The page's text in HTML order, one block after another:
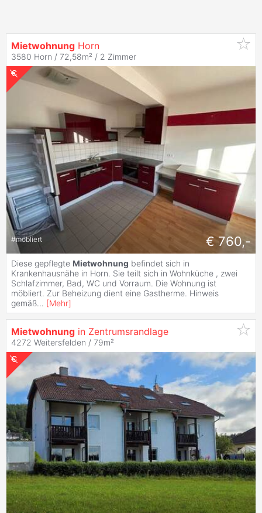
Mietwohnung Horn
3580 Horn / 72,58m² / 2 Zimmer
#möbliert € 760,-
Diese gepflegte Mietwohnung befindet sich in
Krankenhausnähe in Horn. Sie teilt sich in Wohnküche , zwei
Schlafzimmer, Bad, WC und Vorraum. Die Wohnung ist
möbliert. Zur Beheizung dient eine Gastherme. Hinweis
gemäß... [Mehr]
Mietwohnung in Zentrumsrandlage
4272 Weitersfelden / 79m²